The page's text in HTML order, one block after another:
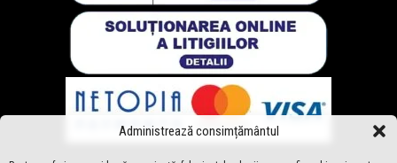
Administrează consimțământul